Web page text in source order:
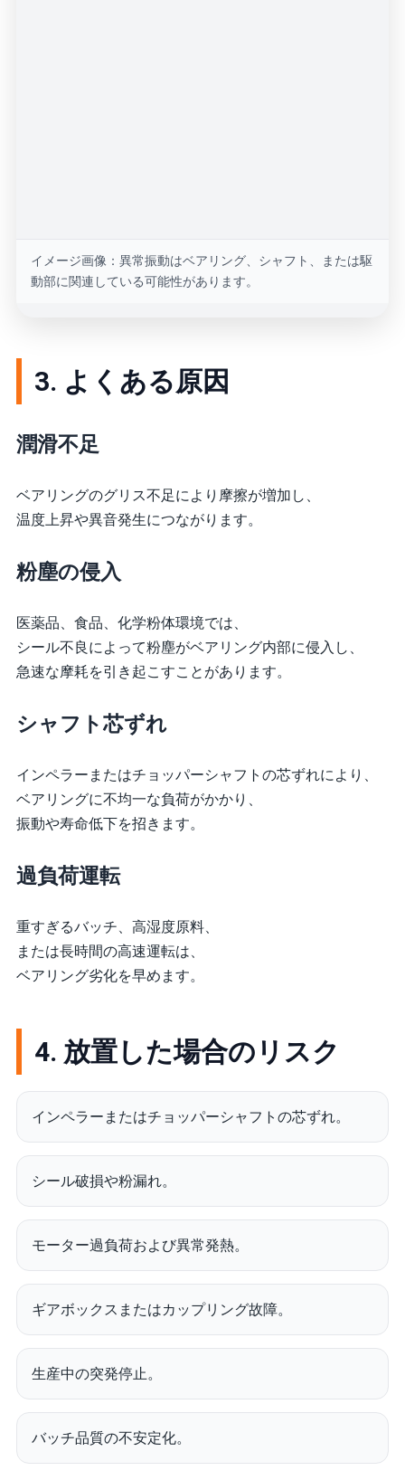
イメージ画像：異常振動はベアリング、シャフト、または駆
動部に関連している可能性があります。
3. よくある原因
潤滑不足
ベアリングのグリス不足により摩擦が増加し、
温度上昇や異音発生につながります。
粉塵の侵入
医薬品、食品、化学粉体環境では、
シール不良によって粉塵がベアリング内部に侵入し、
急速な摩耗を引き起こすことがあります。
シャフト芯ずれ
インペラーまたはチョッパーシャフトの芯ずれにより、
ベアリングに不均一な負荷がかかり、
振動や寿命低下を招きます。
過負荷運転
重すぎるバッチ、高湿度原料、
または長時間の高速運転は、
ベアリング劣化を早めます。
4. 放置した場合のリスク
インペラーまたはチョッパーシャフトの芯ずれ。
シール破損や粉漏れ。
モーター過負荷および異常発熱。
ギアボックスまたはカップリング故障。
生産中の突発停止。
バッチ品質の不安定化。